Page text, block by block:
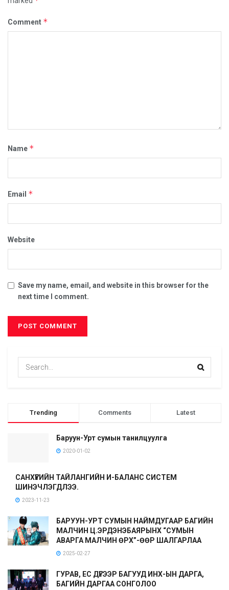
Comment *
Name *
Email *
Website
Save my name, email, and website in this browser for the
next time I comment.
Trending Comments Latest
Баруун-Урт сумын танилцуулга
2020-01-02
САНХҮҮГИЙН ТАЙЛАНГИЙН И-БАЛАНС СИСТЕМ
ШИНЭЧЛЭГДЛЭЭ.
2023-11-23
БАРУУН-УРТ СУМЫН НАЙМДУГААР БАГИЙН
МАЛЧИН Ц.ЭРДЭНЭБАЯРЫНХ “СУМЫН
АВАРГА МАЛЧИН ӨРХ”-ӨӨР ШАЛГАРЛАА
2025-02-27
ГУРАВ, ЕС ДҮГЭЭР БАГУУД ИНХ-ЫН ДАРГА,
БАГИЙН ДАРГАА СОНГОЛОО